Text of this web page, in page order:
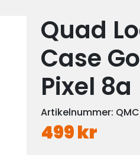
Quad
Case
Pixel 8a
Artikelnummer:
499 kr